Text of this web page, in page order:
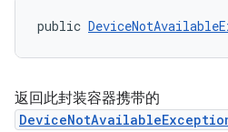
public
返回此封装容器携带的